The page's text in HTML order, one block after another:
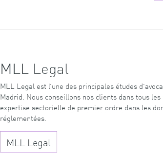
MLL Legal
MLL Legal est l’une des principales études
Madrid. Nous conseillons nos clients dans tous
expertise sectorielle de premier ordre dans les
réglementées.
MLL Legal